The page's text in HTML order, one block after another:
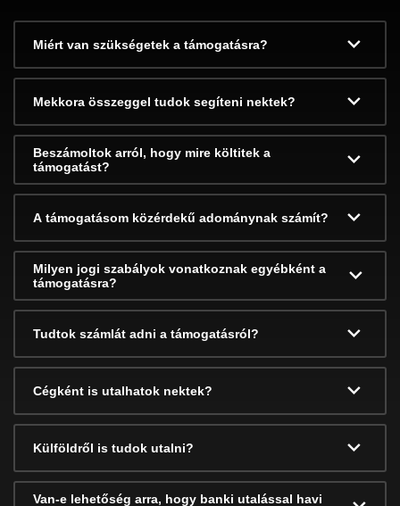
Miért van szükségetek a támogatásra?
Mekkora összeggel tudok segíteni nektek?
Beszámoltok arról, hogy mire költitek a
támogatást?
A támogatásom közérdekű adománynak számít?
Milyen jogi szabályok vonatkoznak egyébként a
támogatásra?
Tudtok számlát adni a támogatásról?
Cégként is utalhatok nektek?
Külföldről is tudok utalni?
Van-e lehetőség arra, hogy banki utalással havi